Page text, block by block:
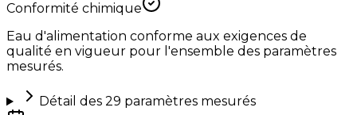
Conformité chimique
Eau d'alimentation conforme aux exigences de
qualité en vigueur pour l'ensemble des paramètres
mesurés.
Détail des 29 paramètres mesurés